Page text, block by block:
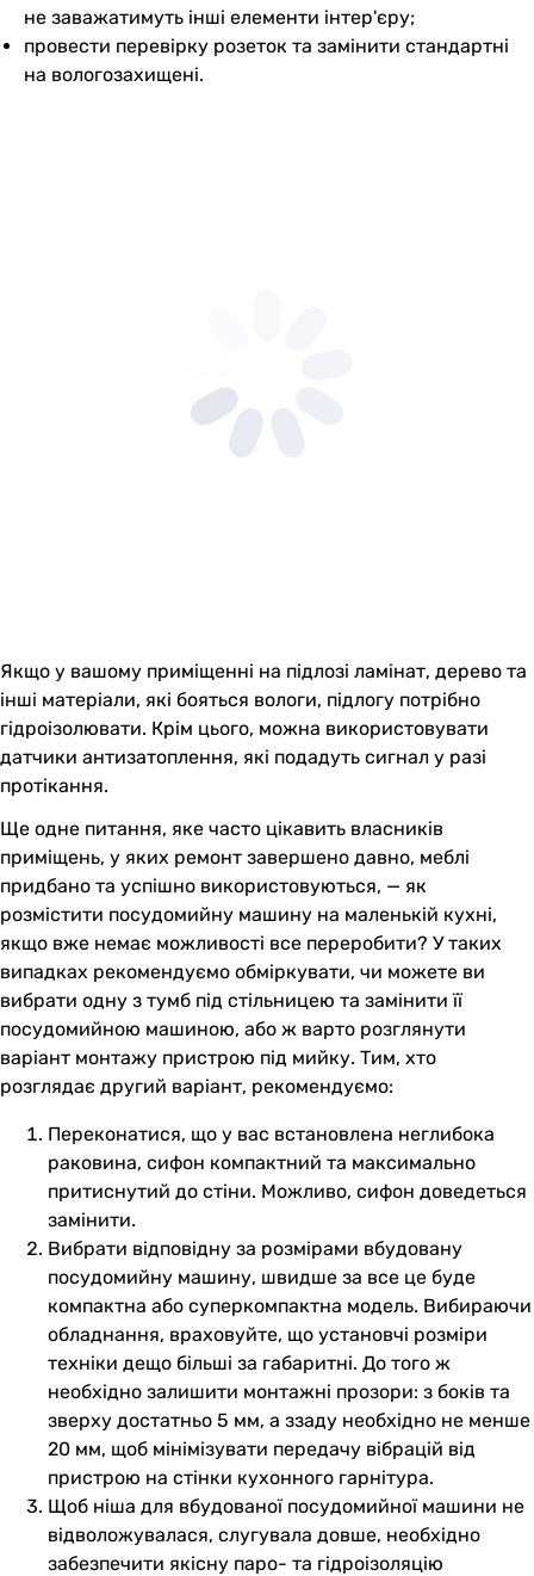
не заважатимуть інші елементи інтер'єру;
провести перевірку розеток та замінити стандартні
на вологозахищені.
Якщо у вашому приміщенні на підлозі ламінат, дерево та
інші матеріали, які бояться вологи, підлогу потрібно
гідроізолювати. Крім цього, можна використовувати
датчики антизатоплення, які подадуть сигнал у разі
протікання.
Ще одне питання, яке часто цікавить власників
приміщень, у яких ремонт завершено давно, меблі
придбано та успішно використовуються, — як
розмістити посудомийну машину на маленькій кухні,
якщо вже немає можливості все переробити? У таких
випадках рекомендуємо обміркувати, чи можете ви
вибрати одну з тумб під стільницею та замінити її
посудомийною машиною, або ж варто розглянути
варіант монтажу пристрою під мийку. Тим, хто
розглядає другий варіант, рекомендуємо:
Переконатися, що у вас встановлена неглибока
раковина, сифон компактний та максимально
притиснутий до стіни. Можливо, сифон доведеться
замінити.
Вибрати відповідну за розмірами вбудовану
посудомийну машину, швидше за все це буде
компактна або суперкомпактна модель. Вибираючи
обладнання, враховуйте, що установчі розміри
техніки дещо більші за габаритні. До того ж
необхідно залишити монтажні прозори: з боків та
зверху достатньо 5 мм, а ззаду необхідно не менше
20 мм, щоб мінімізувати передачу вібрацій від
пристрою на стінки кухонного гарнітура.
Щоб ніша для вбудованої посудомийної машини не
відволожувалася, слугувала довше, необхідно
забезпечити якісну паро- та гідроізоляцію